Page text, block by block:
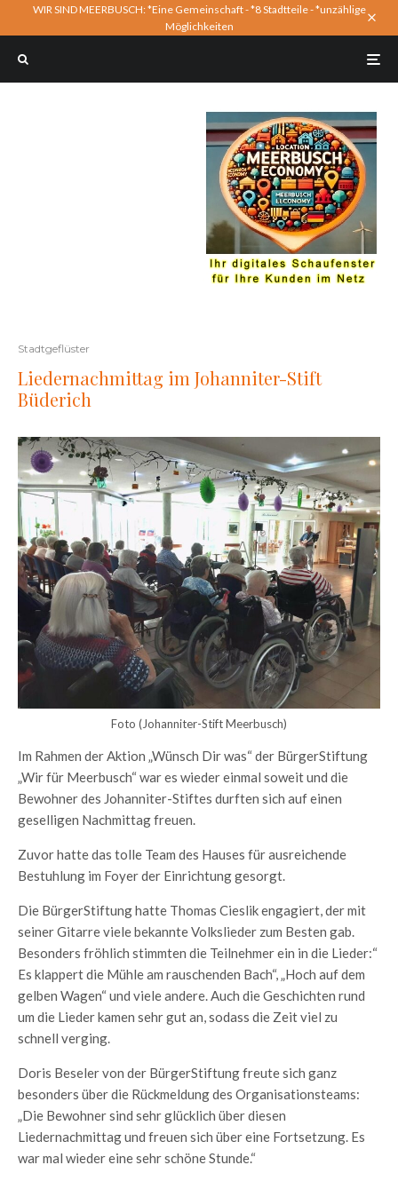
WIR SIND MEERBUSCH: *Eine Gemeinschaft - *8 Stadtteile - *unzählige
Möglichkeiten
Stadtgeflüster
Liedernachmittag im Johanniter-Stift
Büderich
Foto (Johanniter-Stift Meerbusch)
Im Rahmen der Aktion „Wünsch Dir was“ der BürgerStiftung
„Wir für Meerbusch“ war es wieder einmal soweit und die
Bewohner des Johanniter-Stiftes durften sich auf einen
geselligen Nachmittag freuen.
Zuvor hatte das tolle Team des Hauses für ausreichende
Bestuhlung im Foyer der Einrichtung gesorgt.
Die BürgerStiftung hatte Thomas Cieslik engagiert, der mit
seiner Gitarre viele bekannte Volkslieder zum Besten gab.
Besonders fröhlich stimmten die Teilnehmer ein in die Lieder:“
Es klappert die Mühle am rauschenden Bach“, „Hoch auf dem
gelben Wagen“ und viele andere. Auch die Geschichten rund
um die Lieder kamen sehr gut an, sodass die Zeit viel zu
schnell verging.
Doris Beseler von der BürgerStiftung freute sich ganz
besonders über die Rückmeldung des Organisationsteams:
„Die Bewohner sind sehr glücklich über diesen
Liedernachmittag und freuen sich über eine Fortsetzung. Es
war mal wieder eine sehr schöne Stunde.“